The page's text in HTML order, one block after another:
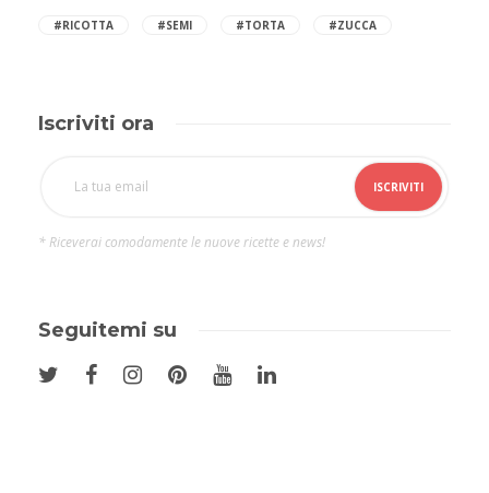
#RICOTTA #SEMI #TORTA #ZUCCA
Iscriviti ora
* Riceverai comodamente le nuove ricette e news!
Seguitemi su